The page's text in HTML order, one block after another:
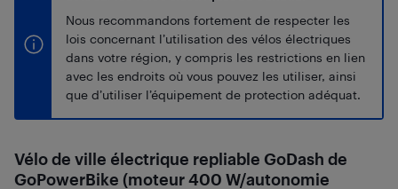
Nous recommandons fortement de respecter les
lois concernant l’utilisation des vélos électriques
dans votre région, y compris les restrictions en lien
avec les endroits où vous pouvez les utiliser, ainsi
que d’utiliser l’équipement de protection adéquat.
Vélo de ville électrique repliable GoDash de
GoPowerBike (moteur 400 W/autonomie